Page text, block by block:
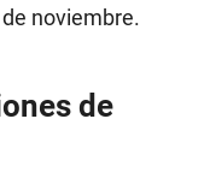
noviembre.
de